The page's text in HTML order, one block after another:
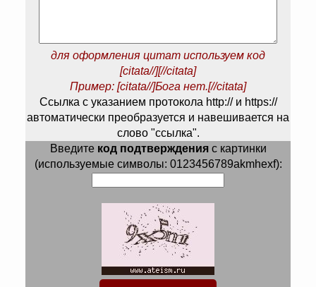
для оформления цитат используем код
[citata//][//citata]
Пример: [citata//]Бога нет.[//citata]
Ссылка с указанием протокола http:// и https://
автоматически преобразуется и навешивается на
слово "ссылка".
Введите код подтвержденияс картинки
(используемые символы: 0123456789akmhexf):